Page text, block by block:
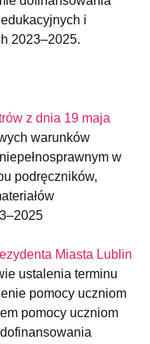
i
2023–2025.
z dnia 19 maja
warunków
w
podręczników,
Miasta Lublin
ustalenia terminu
pomocy uczniom
pomocy uczniom